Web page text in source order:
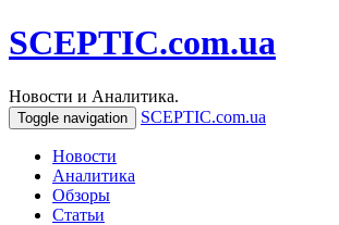
SCEPTIC.com.ua
Новости и Аналитика.
Toggle navigation SCEPTIC.com.ua
Новости
Аналитика
Обзоры
Статьи